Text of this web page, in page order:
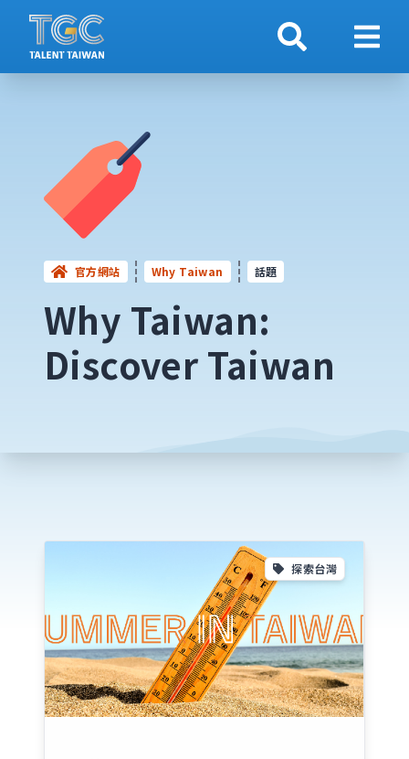
搜索 顯示
官方網站 Why Taiwan 話題
Why Taiwan:
Discover Taiwan
探索台灣